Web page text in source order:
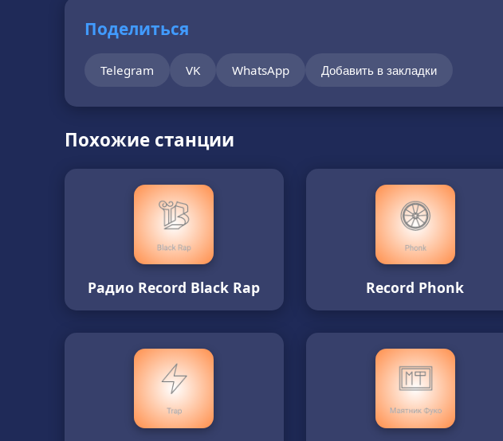
Поделиться
Telegram VK WhatsApp Добавить в закладки
Похожие станции
Радио Record Black Rap Record Phonk